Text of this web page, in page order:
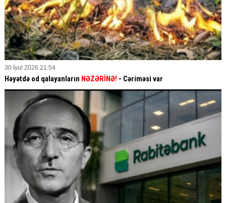
30 İyul 2026 21:54
Həyətdə od qalayanların NƏZƏRİNƏ! - Cəriməsi var